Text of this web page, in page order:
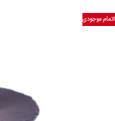
اتمام موجودی